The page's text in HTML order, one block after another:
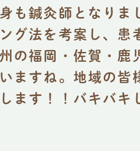
も鍼灸師となり
グ法を考案し、
の福岡・佐賀・
ますね。地域の
ます！！バキバ